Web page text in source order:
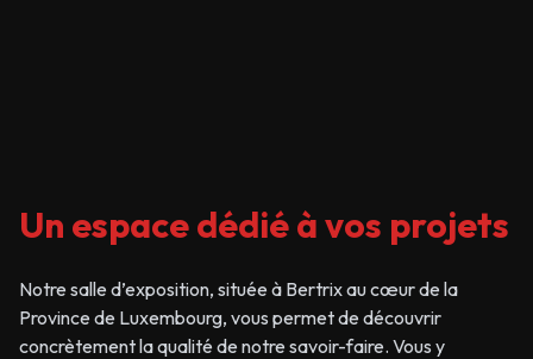
Un espace dédié à vos projets
Notre salle d’exposition, située à Bertrix au cœur de la
Province de Luxembourg, vous permet de découvrir
concrètement la qualité de notre savoir-faire. Vous y